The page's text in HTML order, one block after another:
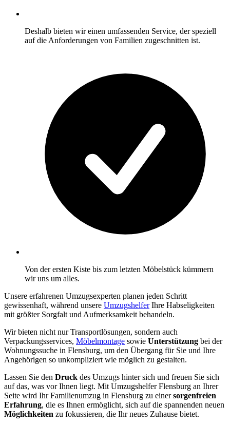
Deshalb bieten wir einen umfassenden Service, der speziell
auf die Anforderungen von Familien zugeschnitten ist.
Von der ersten Kiste bis zum letzten Möbelstück kümmern
wir uns um alles.
Unsere erfahrenen Umzugsexperten planen jeden Schritt
gewissenhaft, während unsere UmzugshelferIhre Habseligkeiten
mit größter Sorgfalt und Aufmerksamkeit behandeln.
Wir bieten nicht nur Transportlösungen, sondern auch
Verpackungsservices, Möbelmontage sowie Unterstützung bei der
Wohnungssuche in Flensburg, um den Übergang für Sie und Ihre
Angehörigen so unkompliziert wie möglich zu gestalten.
Lassen Sie den Druck des Umzugs hinter sich und freuen Sie sich
auf das, was vor Ihnen liegt. Mit Umzugshelfer Flensburg an Ihrer
Seite wird Ihr Familienumzug in Flensburg zu einersorgenfreien
Erfahrung, die es Ihnen ermöglicht, sich auf die spannenden neuen
Möglichkeiten zu fokussieren, die Ihr neues Zuhause bietet.